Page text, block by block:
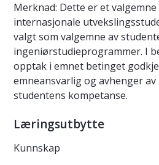
Merknad: Dette er et
internasjonale
valgt som valgemne av
ingeniørstudieprogrammer. I
opptak i emnet betinget
emneansvarlig og avhenger
studentens kompetanse.
Læringsutbytte
Kunnskap